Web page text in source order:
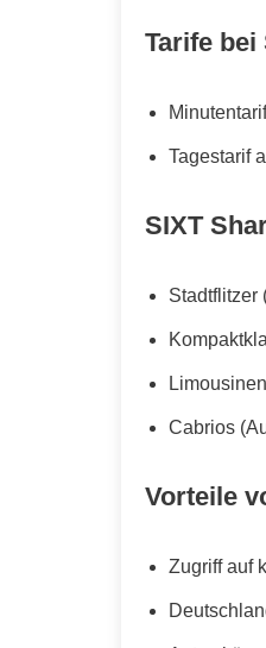
Tarife bei
Tagestarif
SIXT
Stadtflitzer
Cabrios
Vorteile
Zugriff auf